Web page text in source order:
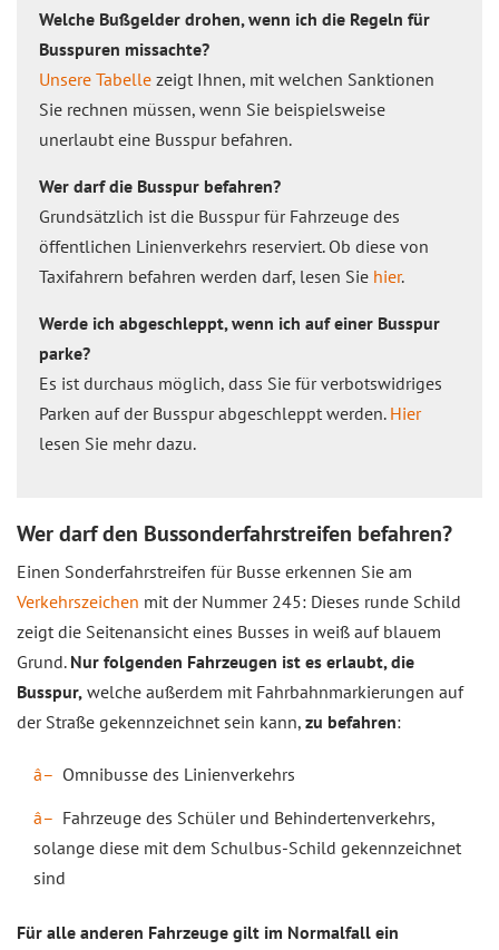
Welche Bußgelder drohen, wenn ich die Regeln für
Busspuren missachte?
Unsere Tabelle zeigt Ihnen, mit welchen Sanktionen
Sie rechnen müssen, wenn Sie beispielsweise
unerlaubt eine Busspur befahren.
Wer darf die Busspur befahren?
Grundsätzlich ist die Busspur für Fahrzeuge des
öffentlichen Linienverkehrs reserviert. Ob diese von
Taxifahrern befahren werden darf, lesen Sie hier.
Werde ich abgeschleppt, wenn ich auf einer Busspur
parke?
Es ist durchaus möglich, dass Sie für verbotswidriges
Parken auf der Busspur abgeschleppt werden. Hier
lesen Sie mehr dazu.
Wer darf den Bussonderfahrstreifen befahren?
Einen Sonderfahrstreifen für Busse erkennen Sie am
Verkehrszeichen mit der Nummer 245: Dieses runde Schild
zeigt die Seitenansicht eines Busses in weiß auf blauem
Grund. Nur folgenden Fahrzeugen ist es erlaubt, die
Busspur, welche außerdem mit Fahrbahnmarkierungen auf
der Straße gekennzeichnet sein kann, zu befahren:
Omnibusse des Linienverkehrs
Fahrzeuge des Schüler und Behindertenverkehrs,
solange diese mit dem Schulbus-Schild gekennzeichnet
sind
Für alle anderen Fahrzeuge gilt im Normalfall ein